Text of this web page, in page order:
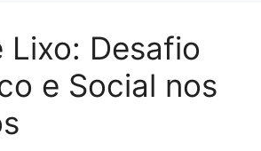
Lixo: Desafio
e Social nos